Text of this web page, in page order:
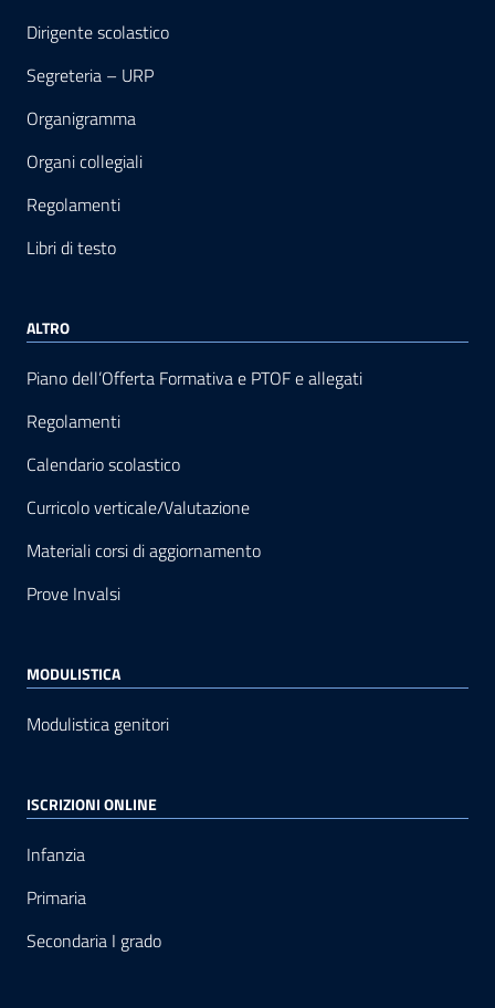
Dirigente scolastico
Segreteria – URP
Organigramma
Organi collegiali
Regolamenti
Libri di testo
ALTRO
Piano dell’Offerta Formativa e PTOF e allegati
Regolamenti
Calendario scolastico
Curricolo verticale/Valutazione
Materiali corsi di aggiornamento
Prove Invalsi
MODULISTICA
Modulistica genitori
ISCRIZIONI ONLINE
Infanzia
Primaria
Secondaria I grado